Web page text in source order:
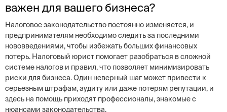
важен для вашего бизнеса?
Налоговое законодательство постоянно изменяется, и
предпринимателям необходимо следить за последними
нововведениями, чтобы избежать больших финансовых
потерь. Налоговый юрист помогает разобраться в сложной
системе налогов и правил, что позволяет минимизировать
риски для бизнеса. Один неверный шаг может привести к
серьезным штрафам, аудиту или даже потерям репутации, и
здесь на помощь приходят профессионалы, знакомые с
нюансами законодательства.